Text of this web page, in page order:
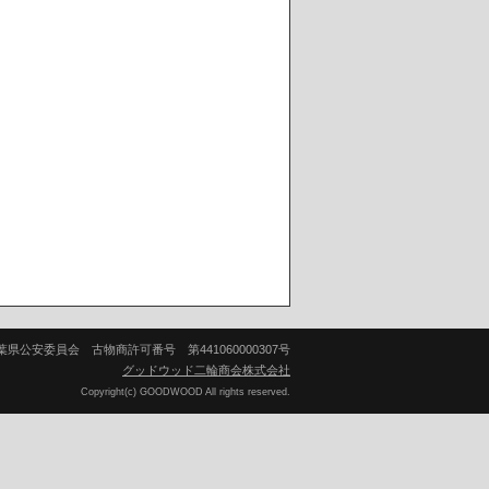
県公安委員会 古物商許可番号 第441060000307号
グッドウッド二輪商会株式会社
Copyright(c) GOODWOOD All rights reserved.